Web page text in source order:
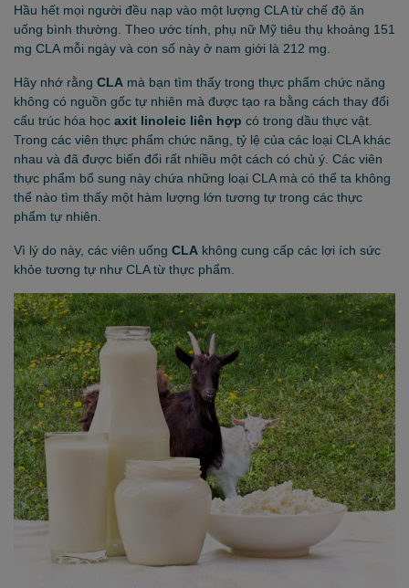
Hầu hết mọi người đều nạp vào một lượng CLA từ chế độ ăn
uống bình thường. Theo ước tính, phụ nữ Mỹ tiêu thụ khoảng 151
mg CLA mỗi ngày và con số này ở nam giới là 212 mg.
Hãy nhớ rằng CLA mà bạn tìm thấy trong thực phẩm chức năng
không có nguồn gốc tự nhiên mà được tạo ra bằng cách thay đổi
cấu trúc hóa học axit linoleic liên hợp có trong dầu thực vật.
Trong các viên thực phẩm chức năng, tỷ lệ của các loại CLA khác
nhau và đã được biến đổi rất nhiều một cách có chủ ý. Các viên
thực phẩm bổ sung này chứa những loại CLA mà có thể ta không
thể nào tìm thấy một hàm lượng lớn tương tự trong các thực
phẩm tự nhiên.
Vì lý do này, các viên uống CLA không cung cấp các lợi ích sức
khỏe tương tự như CLA từ thực phẩm.